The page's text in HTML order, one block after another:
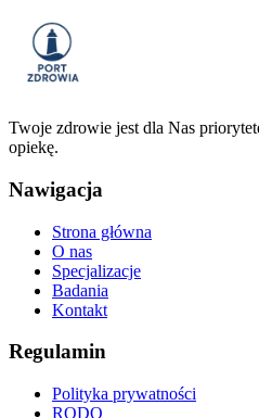
Twoje zdrowie jest dla Nas
opiekę.
Nawigacja
Strona główna
O nas
Specjalizacje
Badania
Kontakt
Regulamin
Polityka prywatności
RODO